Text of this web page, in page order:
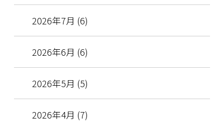
2026年7月 (6)
2026年6月 (6)
2026年5月 (5)
2026年4月 (7)